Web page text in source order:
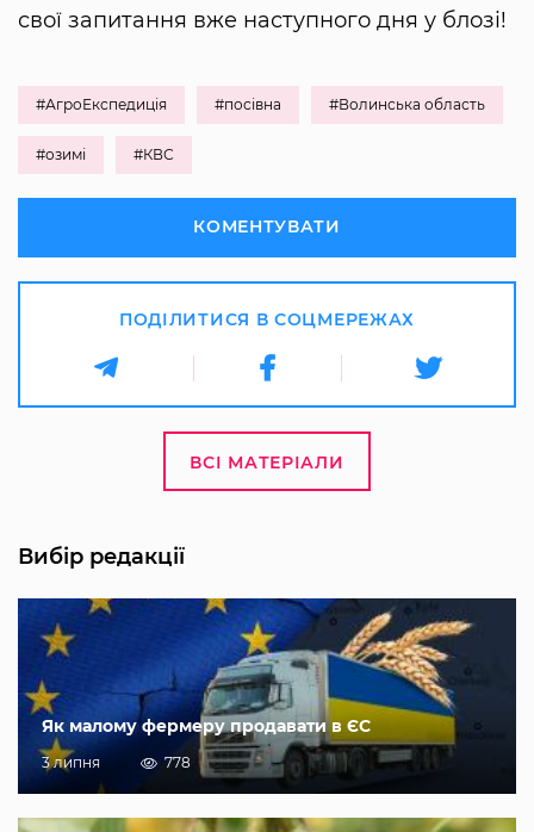
свої запитання вже наступного дня у блозі!
#АгроЕкспедиція #посівна #Волинська область
#озимі #КВС
КОМЕНТУВАТИ
ПОДІЛИТИСЯ В СОЦМЕРЕЖАХ
ВСІ МАТЕРІАЛИ
Вибір редакції
Як малому фермеру продавати в ЄС
3 липня 778